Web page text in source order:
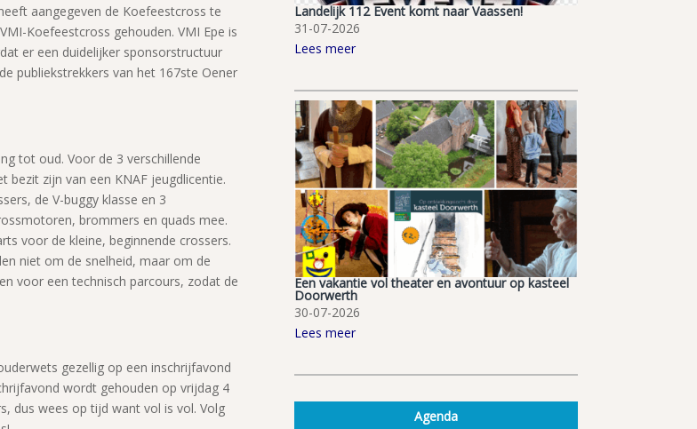
aangegeven de Koefeestcross te
Koefeestcross gehouden. VMI Epe is
er een duidelijker sponsorstructuur
publiekstrekkers van het 167ste Oener
tot oud. Voor de 3 verschillende
zijn van een KNAF jeugdlicentie.
de V-buggy klasse en 3
brommers en quads mee.
voor de kleine, beginnende crossers.
niet om de snelheid, maar om de
voor een technisch parcours, zodat de
gezellig op een inschrijfavond
wordt gehouden op vrijdag 4
dus wees op tijd want vol is vol. Volg
Landelijk 112 Event komt naar Vaassen!
31-07-2026
Lees meer
Een vakantie vol theater en avontuur op kasteel
Doorwerth
30-07-2026
Lees meer
Agenda